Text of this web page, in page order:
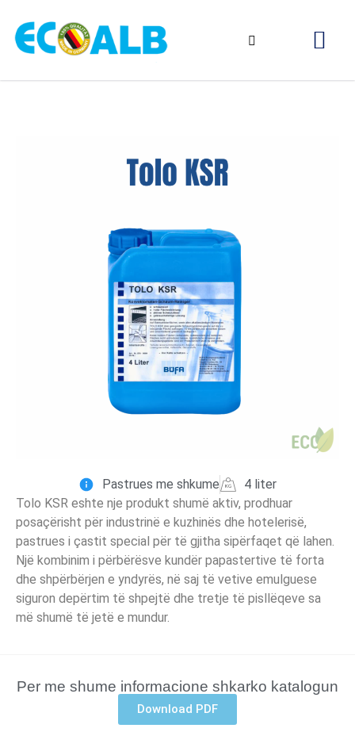
Pastrues me shkume
4 liter
Tolo KSR eshte nje produkt shumë aktiv, prodhuar
posaçërisht për industrinë e kuzhinës dhe hotelerisë,
pastrues i çastit special për të gjitha sipërfaqet që lahen.
Një kombinim i përbërësve kundër papastertive të forta
dhe shpërbërjen e yndyrës, në saj të vetive emulguese
siguron depërtim të shpejtë dhe tretje të pisllëqeve sa
më shumë të jetë e mundur.
Per me shume informacione shkarko katalogun
Download PDF